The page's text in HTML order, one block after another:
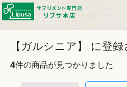
【ガルシニア】 に登
4件の商品が見つかりました